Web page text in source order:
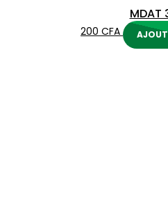
MDAT
200 CFA